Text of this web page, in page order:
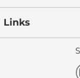
Links